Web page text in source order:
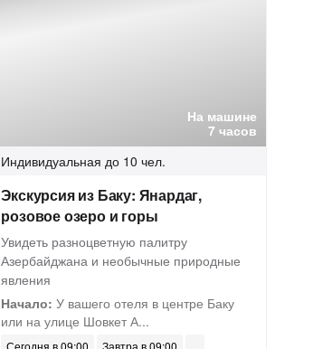
На машине
7 часов
Индивидуальная до 10 чел.
Экскурсия из Баку: Янардаг,
розовое озеро и горы
Увидеть разноцветную палитру
Азербайджана и необычные природные
явления
Начало: У вашего отеля в центре Баку
или на улице Шовкет А...
Сегодня в 09:00
Завтра в 09:00